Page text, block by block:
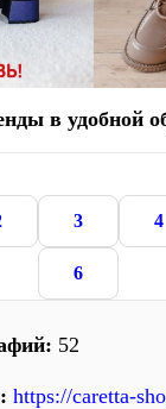
в удобной
3 4
6
52
https://caretta-